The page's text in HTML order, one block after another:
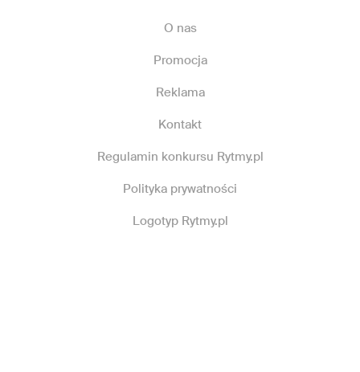
O nas
Promocja
Reklama
Kontakt
Regulamin konkursu Rytmy.pl
Polityka prywatności
Logotyp Rytmy.pl